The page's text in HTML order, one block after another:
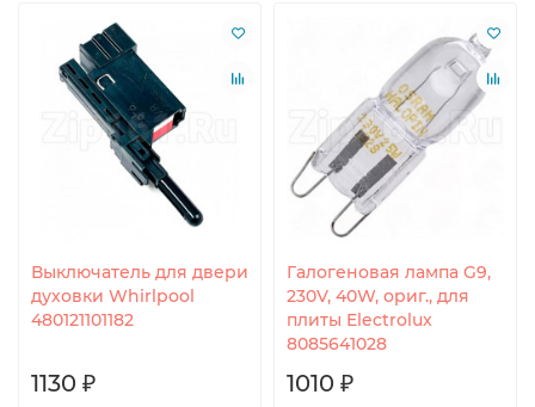
Выключатель для двери
духовки Whirlpool
480121101182
1130 ₽
Галогеновая лампа G9,
230V, 40W, ориг., для
плиты Electrolux
8085641028
1010 ₽